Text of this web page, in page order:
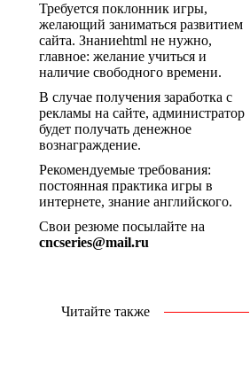
Требуется поклонник игры,
желающий заниматься развитием
сайта. Знаниеhtml не нужно,
главное: желание учиться и
наличие свободного времени.
В случае получения заработка с
рекламы на сайте, администратор
будет получать денежное
вознаграждение.
Рекомендуемые требования:
постоянная практика игры в
интернете, знание английского.
Свои резюме посылайте на
cncseries@mail.ru
Читайте также